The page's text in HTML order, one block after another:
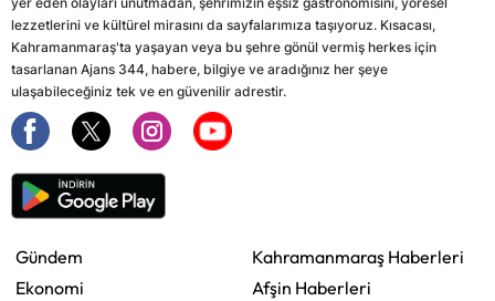
lezzetlerini ve kültürel mirasını da sayfalarımıza taşıyoruz. Kısacası,
Kahramanmaraş'ta yaşayan veya bu şehre gönül vermiş herkes için
tasarlanan Ajans 344, habere, bilgiye ve aradığınız her şeye
ulaşabileceğiniz tek ve en güvenilir adrestir.
Gündem
Ekonomi
Kahramanmaraş Haberleri
Afşin Haberleri